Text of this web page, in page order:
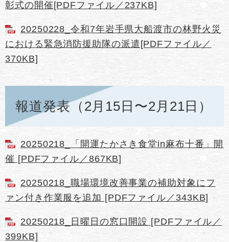
彰式の開催[PDFファイル／237KB]
20250228_令和7年岩手県大船渡市の林野火災
における緊急消防援助隊の派遣[PDFファイル／
370KB]
報道発表（2月15日〜2月21日）
20250218_「開運たかさき食堂in麻布十番」開
催 [PDFファイル／867KB]
20250218_職場環境改善事業の補助対象にフ
ァン付き作業服を追加 [PDFファイル／343KB]
20250218_日曜日の窓口開設 [PDFファイル／
399KB]